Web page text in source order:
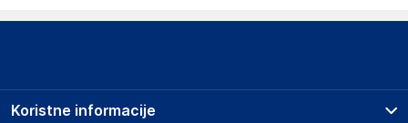
Podatki o proizvajalcu
Guess Outlet
Koristne informacije